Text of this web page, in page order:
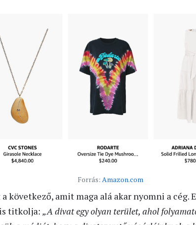
Forrás: Amazon.com
következő, amit maga alá akar nyomni a cég.
titkolja: „A divat egy olyan terület, ahol